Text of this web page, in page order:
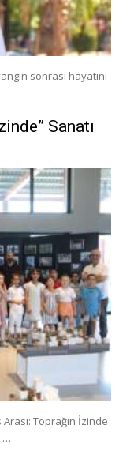
sonrası hayatını
Sanatı
Toprağın İzinde
…